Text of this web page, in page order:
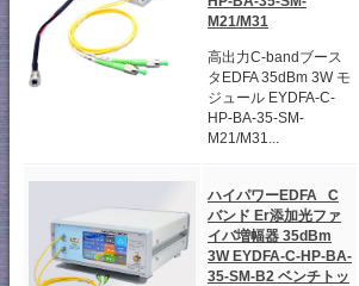
M21/M31
高出力C-bandブース
タEDFA 35dBm 3W モ
ジュール EYDFA-C-
HP-BA-35-SM-
M21/M31...
ハイパワーEDFA C
バンド Er添加光ファ
イバ増幅器 35dBm
3W EYDFA-C-HP-BA-
35-SM-B2 ベンチトッ